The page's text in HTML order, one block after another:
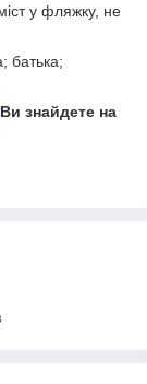
у фляжку, не
батька;
Ви знайдете на